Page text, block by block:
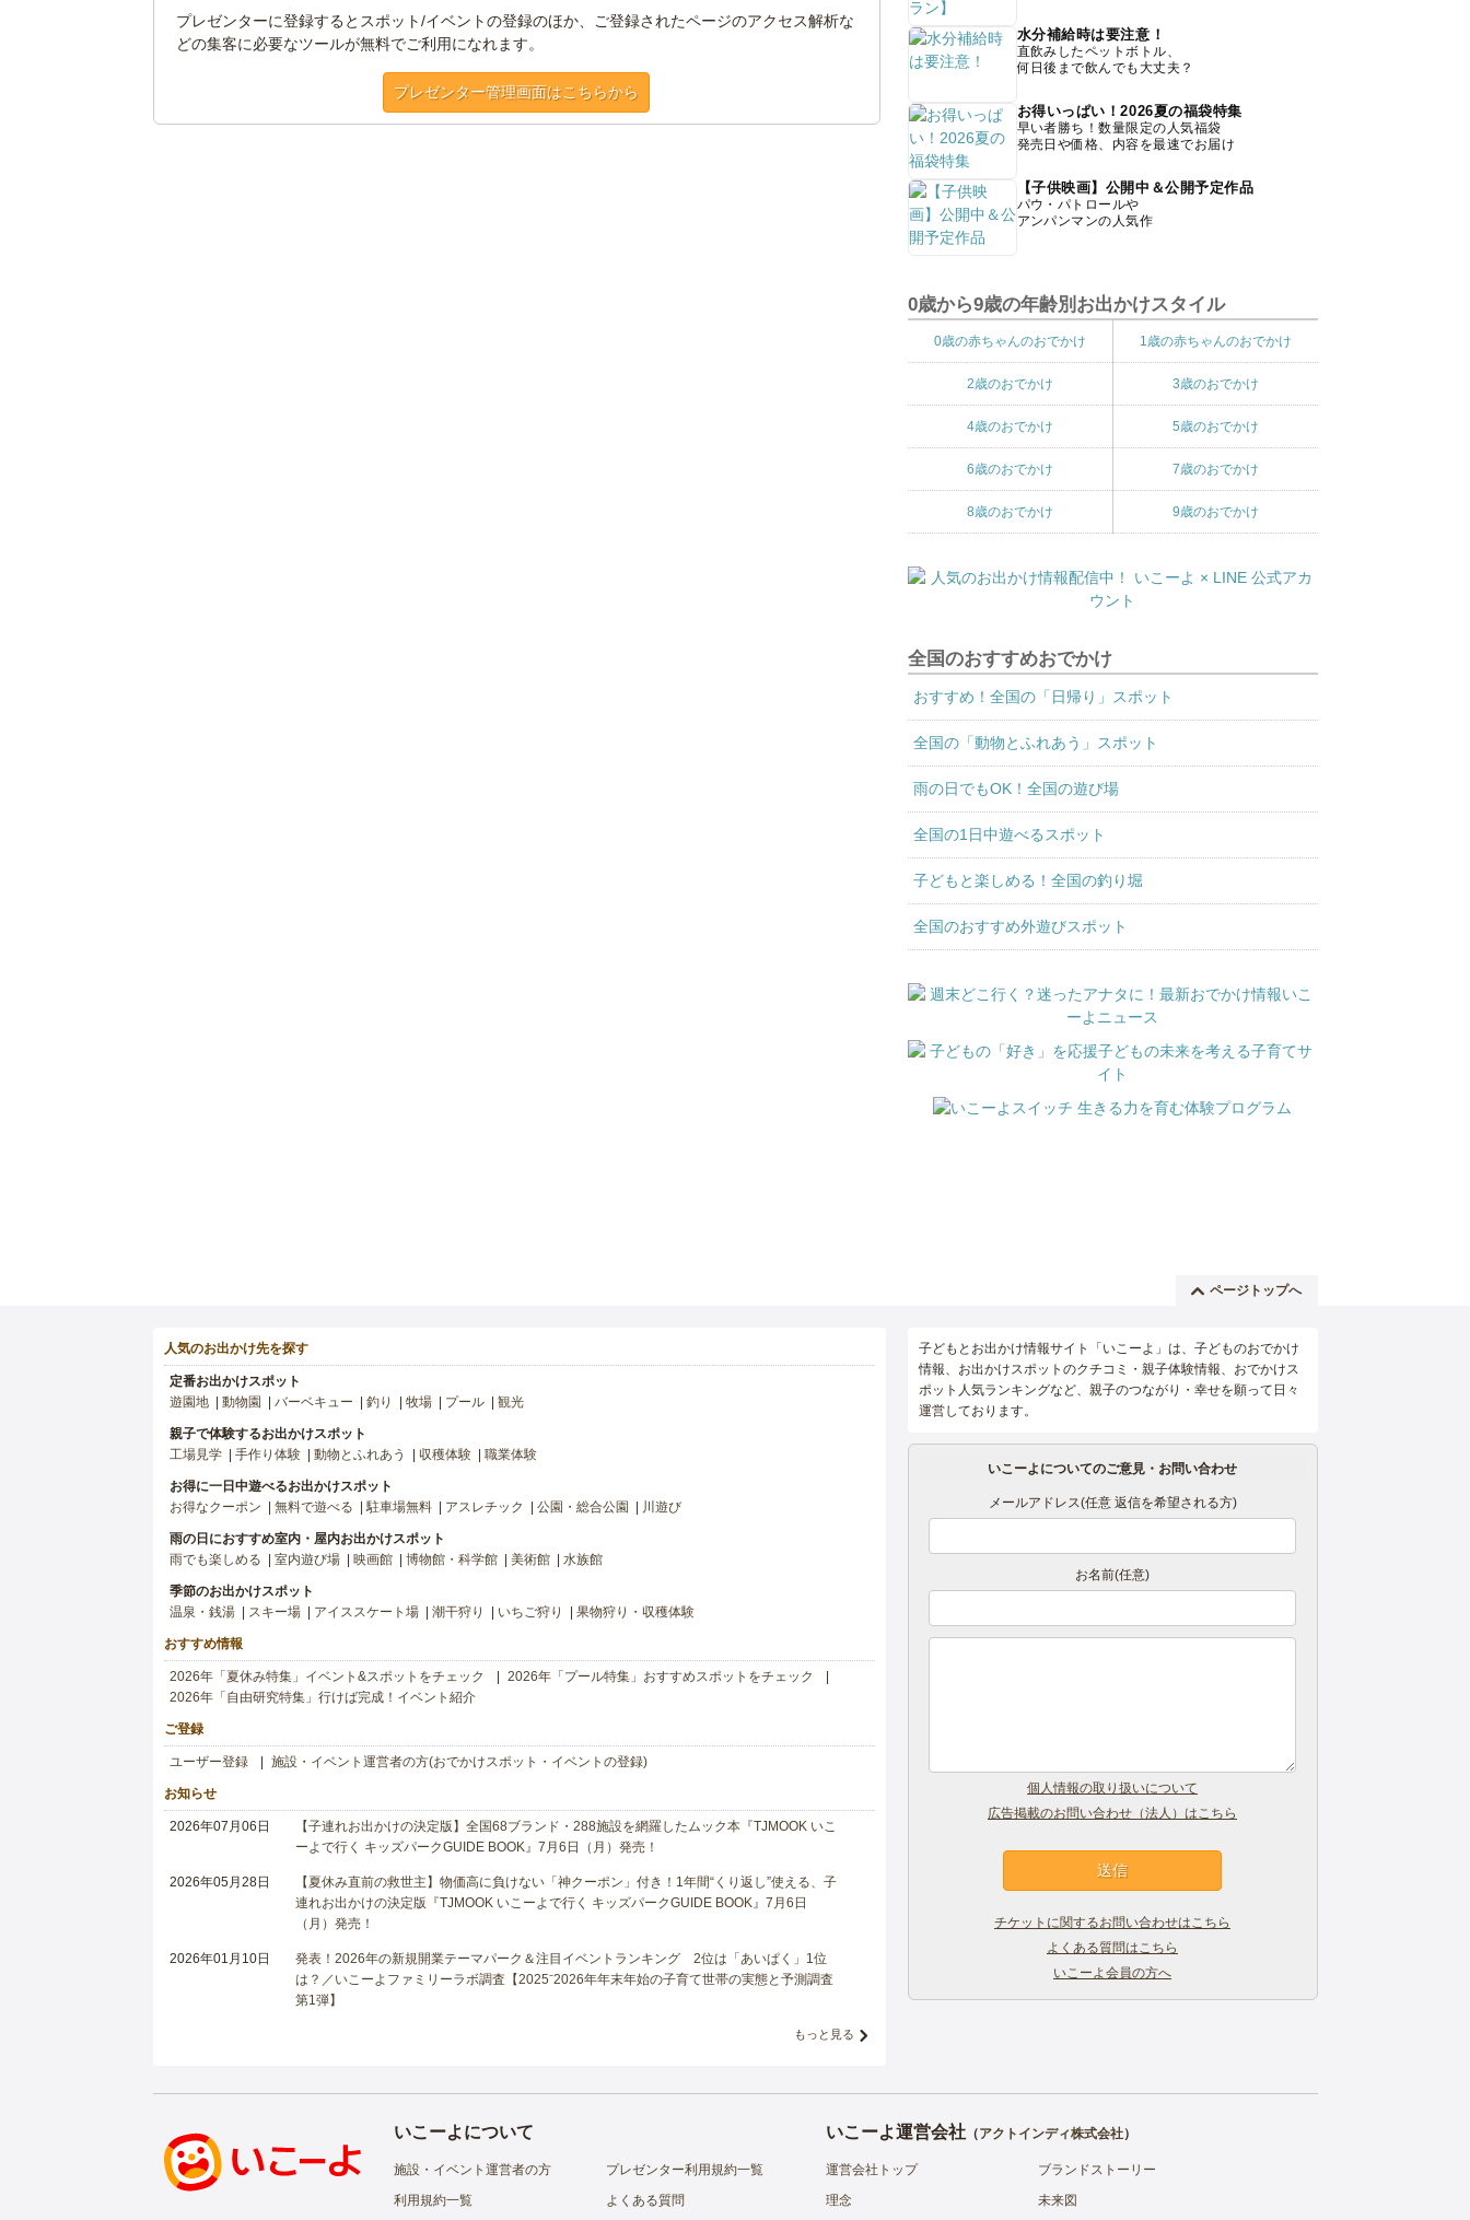
プレゼンターに登録するとスポット/イベントの登録のほか、ご登録されたページのアクセス解析な
どの集客に必要なツールが無料でご利用になれます。
プレゼンター管理画面はこちらから
水分補給時は要注意！
直飲みしたペットボトル、
何日後まで飲んでも大丈夫？
お得いっぱい！2026夏の福袋特集
早い者勝ち！数量限定の人気福袋
発売日や価格、内容を最速でお届け
【子供映画】公開中＆公開予定作品
パウ・パトロールや
アンパンマンの人気作
0歳から9歳の年齢別お出かけスタイル
0歳の赤ちゃんのおでかけ 1歳の赤ちゃんのおでかけ
2歳のおでかけ 3歳のおでかけ
4歳のおでかけ 5歳のおでかけ
6歳のおでかけ 7歳のおでかけ
8歳のおでかけ 9歳のおでかけ
全国のおすすめおでかけ
おすすめ！全国の「日帰り」スポット
全国の「動物とふれあう」スポット
雨の日でもOK！全国の遊び場
全国の1日中遊べるスポット
子どもと楽しめる！全国の釣り堀
全国のおすすめ外遊びスポット
ページトップへ
人気のお出かけ先を探す
定番お出かけスポット
遊園地
動物園 バーベキュー 釣り 牧場 プール 観光
親子で体験するお出かけスポット
工場見学
手作り体験 動物とふれあう 収穫体験 職業体験
お得に一日中遊べるお出かけスポット
お得なクーポン
無料で遊べる 駐車場無料 アスレチック 公園・総合公園 川遊び
雨の日におすすめ室内・屋内お出かけスポット
雨でも楽しめる
室内遊び場 映画館 博物館・科学館 美術館 水族館
季節のお出かけスポット
温泉・銭湯
スキー場 アイススケート場 潮干狩り いちご狩り 果物狩り・収穫体験
おすすめ情報
2026年「夏休み特集」イベント&スポットをチェック
2026年「プール特集」おすすめスポットをチェック
2026年「自由研究特集」行けば完成！イベント紹介
ご登録
ユーザー登録 施設・イベント運営者の方(おでかけスポット・イベントの登録)
お知らせ
2026年07月06日
【子連れお出かけの決定版】全国68ブランド・288施設を網羅したムック本『TJMOOK いこ
ーよで行く キッズパークGUIDE BOOK』7月6日（月）発売！
2026年05月28日
【夏休み直前の救世主】物価高に負けない「神クーポン」付き！1年間“くり返し”使える、子
連れお出かけの決定版『TJMOOK いこーよで行く キッズパークGUIDE BOOK』7月6日
（月）発売！
2026年01月10日
発表！2026年の新規開業テーマパーク＆注目イベントランキング 2位は「あいぱく」1位
は？／いこーよファミリーラボ調査【2025⁻2026年年末年始の子育て世帯の実態と予測調査
第1弾】
もっと見る
子どもとお出かけ情報サイト「いこーよ」は、子どものおでかけ
情報、お出かけスポットのクチコミ・親子体験情報、おでかけス
ポット人気ランキングなど、親子のつながり・幸せを願って日々
運営しております。
いこーよについてのご意見・お問い合わせ
メールアドレス(任意 返信を希望される方)
お名前(任意)
個人情報の取り扱いについて
広告掲載のお問い合わせ（法人）はこちら
チケットに関するお問い合わせはこちら
よくある質問はこちら
いこーよ会員の方へ
いこーよについて
施設・イベント運営者の方
プレゼンター利用規約一覧
利用規約一覧
よくある質問
いこーよ運営会社（アクトインディ株式会社）
運営会社トップ
ブランドストーリー
理念
未来図